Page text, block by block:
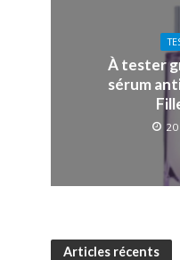
À tester
sérum
Articles récents